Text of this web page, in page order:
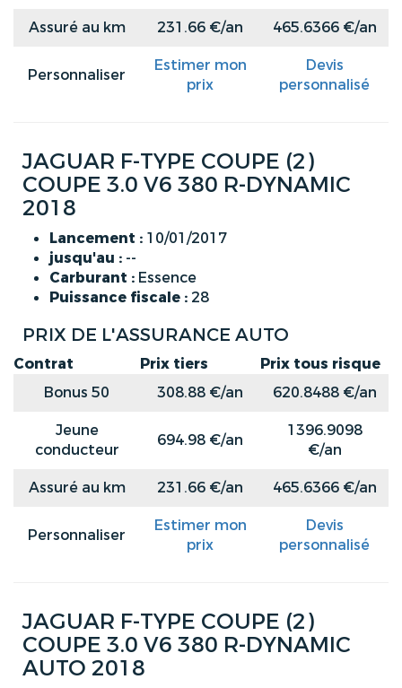
Assuré au km
231.66 €/an 465.6366 €/an
Personnaliser
Estimer mon
prix
Devis
personnalisé
JAGUAR F-TYPE COUPE (2)
COUPE 3.0 V6 380 R-DYNAMIC
2018
Lancement : 10/01/2017
jusqu'au : --
Carburant : Essence
Puissance fiscale : 28
PRIX DE L'ASSURANCE AUTO
Contrat Prix tiers
Prix tous risque
Bonus 50
308.88 €/an
620.8488 €/an
Jeune
conducteur
694.98 €/an
1396.9098
€/an
Assuré au km
231.66 €/an 465.6366 €/an
Personnaliser
Estimer mon
prix
Devis
personnalisé
JAGUAR F-TYPE COUPE (2)
COUPE 3.0 V6 380 R-DYNAMIC
AUTO 2018